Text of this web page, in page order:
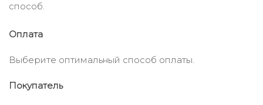
способ.
Оплата
Выберите оптимальный способ оплаты.
Покупатель